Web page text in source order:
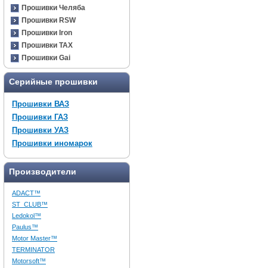
Прошивки Челяба
Прошивки RSW
Прошивки Iron
Прошивки TAX
Прошивки Gai
Серийные прошивки
Прошивки ВАЗ
Прошивки ГАЗ
Прошивки УАЗ
Прошивки иномарок
Производители
ADACT™
ST_CLUB™
Ledokol™
Paulus™
Motor Master™
TERMINATOR
Motorsoft™